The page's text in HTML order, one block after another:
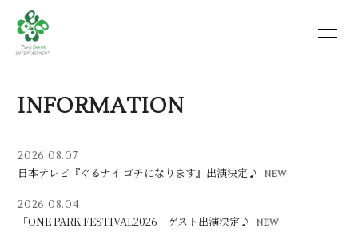
SCHEDULE
PROFILE
VIDEO
INFORMATION
2026.08.07
日本テレビ『ぐるナイ ゴチになります』出演決定♪
2026.08.04
「ONE PARK FESTIVAL2026」ゲスト出演決定♪